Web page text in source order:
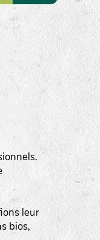
leur
bios,